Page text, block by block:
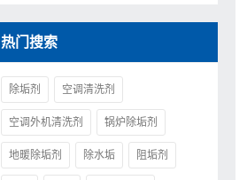
热门搜索
除垢剂 空调清洗剂
空调外机清洗剂 锅炉除垢剂
地暖除垢剂 除水垢 阻垢剂